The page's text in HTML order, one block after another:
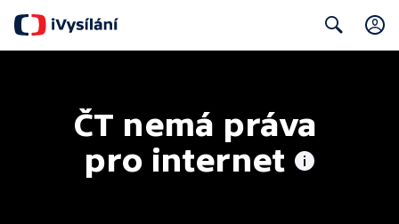
ČT nemá práva
pro internet